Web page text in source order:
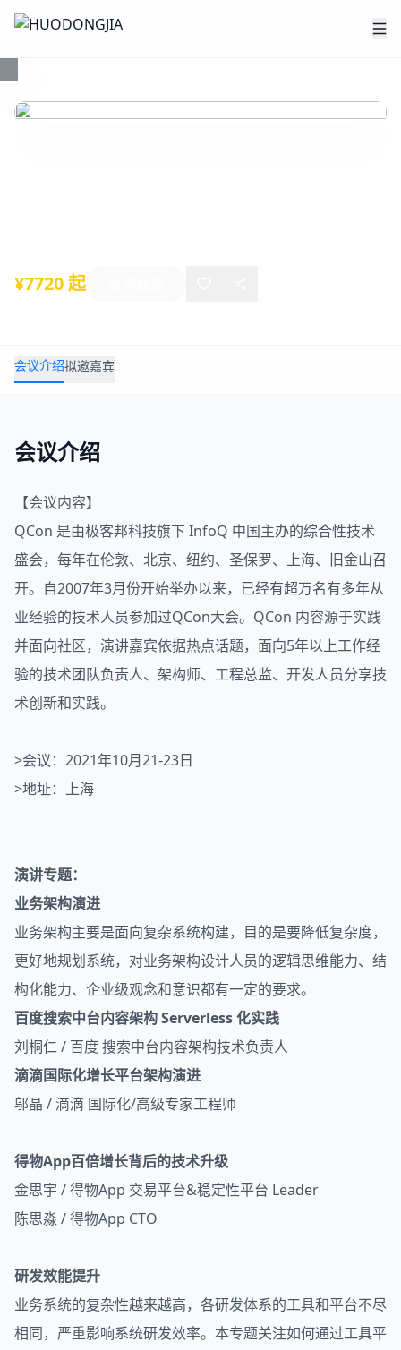
¥7720 起
会议介绍拟邀嘉宾
会议介绍
【会议内容】
QCon 是由极客邦科技旗下 InfoQ 中国主办的综合性技术
盛会，每年在伦敦、北京、纽约、圣保罗、上海、旧金山召
开。自2007年3月份开始举办以来，已经有超万名有多年从
业经验的技术人员参加过QCon大会。QCon 内容源于实践
并面向社区，演讲嘉宾依据热点话题，面向5年以上工作经
验的技术团队负责人、架构师、工程总监、开发人员分享技
术创新和实践。
>会议：2021年10月21-23日
>地址：上海
演讲专题：
业务架构演进
业务架构主要是面向复杂系统构建，目的是要降低复杂度，
更好地规划系统，对业务架构设计人员的逻辑思维能力、结
构化能力、企业级观念和意识都有一定的要求。
百度搜索中台内容架构 Serverless 化实践
刘桐仁 / 百度 搜索中台内容架构技术负责人
滴滴国际化增长平台架构演进
邬晶 / 滴滴 国际化/高级专家工程师
得物App百倍增长背后的技术升级
金思宇 / 得物App 交易平台&稳定性平台 Leader
陈思淼 / 得物App CTO
研发效能提升
业务系统的复杂性越来越高，各研发体系的工具和平台不尽
相同，严重影响系统研发效率。本专题关注如何通过工具平